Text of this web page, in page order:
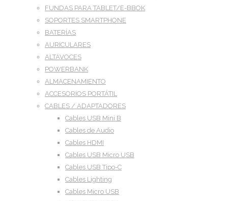
FUNDAS PARA TABLET/E-BBOK
SOPORTES SMARTPHONE
BATERÍAS
AURICULARES
ALTAVOCES
POWERBANK
ALMACENAMIENTO
ACCESORIOS PORTÁTIL
CABLES / ADAPTADORES
Cables USB Mini B
Cables de Audio
Cables HDMI
Cables USB Micro USB
Cables USB Tipo-C
Cables Lighting
Cables Micro USB